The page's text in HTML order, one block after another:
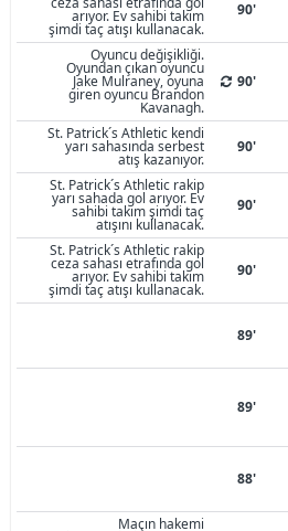
arıyor. Ev sahibi takım
şimdi taç atışı kullanacak.
90'
Oyuncu değişikliği.
Oyundan çıkan oyuncu
Jake Mulraney, oyuna
giren oyuncu Brandon
Kavanagh.
90'
St. Patrick´s Athletic kendi
yarı sahasında serbest
atış kazanıyor.
90'
St. Patrick´s Athletic rakip
yarı sahada gol arıyor. Ev
sahibi takım şimdi taç
atışını kullanacak.
90'
St. Patrick´s Athletic rakip
ceza sahası etrafında gol
arıyor. Ev sahibi takım
şimdi taç atışı kullanacak.
90'
89'
89'
88'
Maçın hakemi